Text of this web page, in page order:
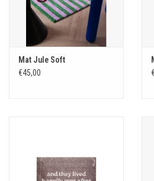
Mat Jule Soft
€45,00